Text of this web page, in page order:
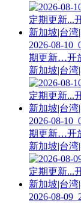
2026-08-
期更新…开
新加坡|台
2026-08-
期更新…开
新加坡|台
2026-08-